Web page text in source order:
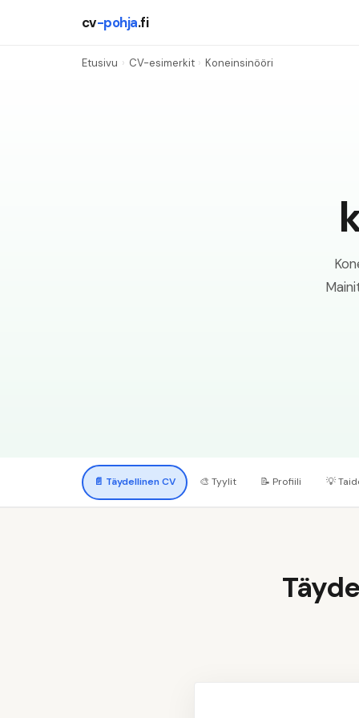
cv-pohja.fi
Etusivu › CV-esimerkit › Koneinsinööri
📄 Täydellinen CV 🎨 Tyylit 📝 Profiili 💡